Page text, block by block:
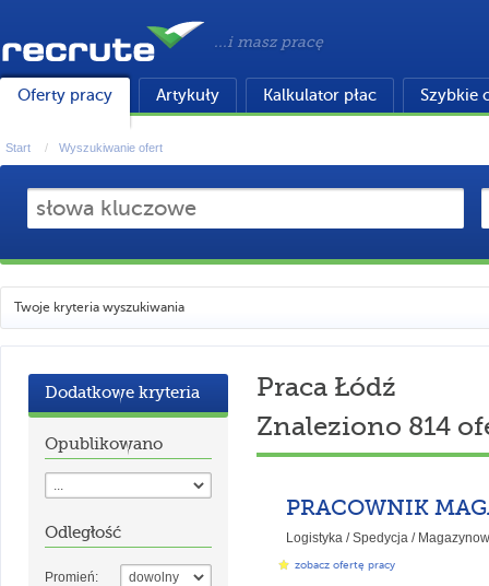
...i masz pracę
Oferty pracy Artykuły Kalkulator płac Szybkie
Start Wyszukiwanie ofert
Twoje kryteria wyszukiwania
Dodatkowe kryteria
Opublikowano
Odległość
Promień:
Praca Łódź
Znaleziono 814
Logistyka / Spedycja /
zobacz ofertę pracy